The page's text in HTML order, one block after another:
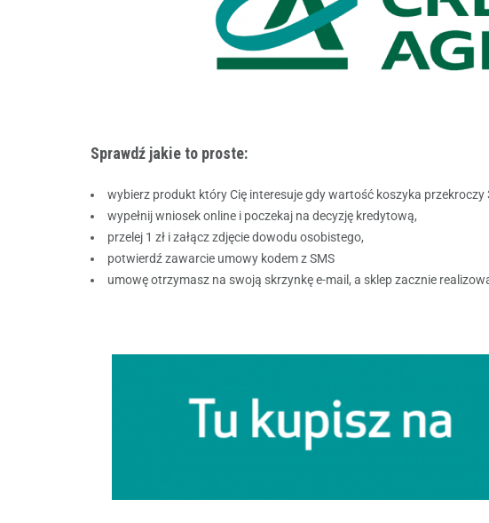
Sprawdź jakie to proste:
wybierz produkt który Cię interesuje gdy wartość koszyka przekroczy
wypełnij wniosek online i poczekaj na decyzję kredytową,
przelej 1 zł i załącz zdjęcie dowodu osobistego,
potwierdź zawarcie umowy kodem z SMS
umowę otrzymasz na swoją skrzynkę e-mail, a sklep zacznie